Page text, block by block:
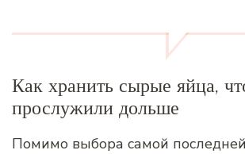
Как хранить сырые яйца,
прослужили дольше
Помимо выбора самой